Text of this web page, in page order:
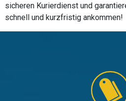
sicheren Kurierdienst und
schnell und kurzfristig ankommen!